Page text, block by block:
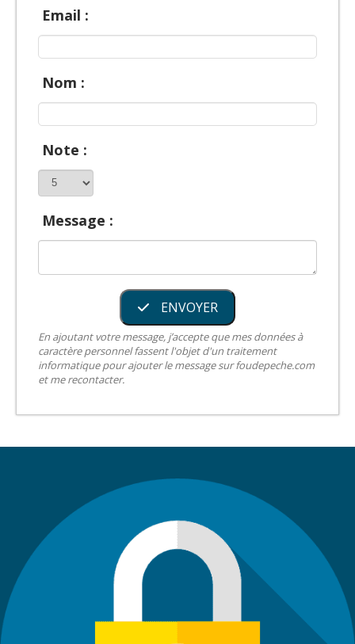
Email :
Nom :
Note :
Message :
ENVOYER
En ajoutant votre message, j’accepte que mes données à
caractère personnel fassent l'objet d'un traitement
informatique pour ajouter le message sur foudepeche.com
et me recontacter.